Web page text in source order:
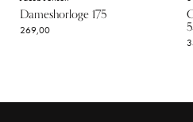
Dameshorloge 175
269,00